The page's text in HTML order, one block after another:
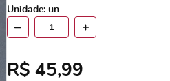
Unidade: un
R$ 45,99